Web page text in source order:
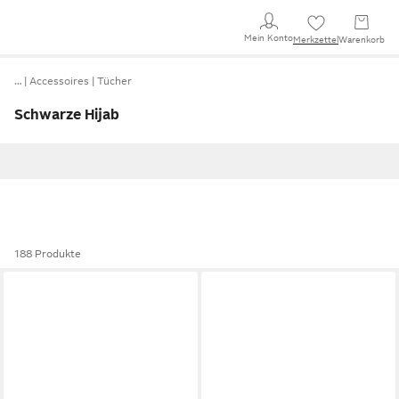
Mein KontoMerkzettel Warenkorb
… Accessoires Tücher
Schwarze Hijab
188 Produkte